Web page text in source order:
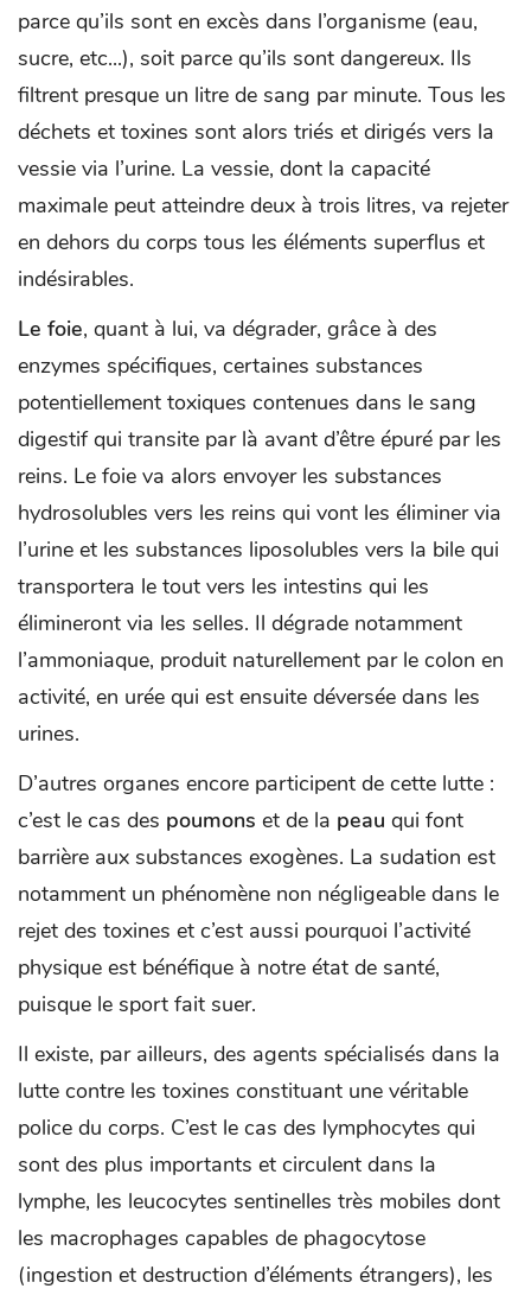
parce qu’ils sont en excès dans l’organisme (eau,
sucre, etc...), soit parce qu’ils sont dangereux. Ils
filtrent presque un litre de sang par minute. Tous les
déchets et toxines sont alors triés et dirigés vers la
vessie via l’urine. La vessie, dont la capacité
maximale peut atteindre deux à trois litres, va rejeter
en dehors du corps tous les éléments superflus et
indésirables.
Le foie, quant à lui, va dégrader, grâce à des
enzymes spécifiques, certaines substances
potentiellement toxiques contenues dans le sang
digestif qui transite par là avant d’être épuré par les
reins. Le foie va alors envoyer les substances
hydrosolubles vers les reins qui vont les éliminer via
l’urine et les substances liposolubles vers la bile qui
transportera le tout vers les intestins qui les
élimineront via les selles. Il dégrade notamment
l’ammoniaque, produit naturellement par le colon en
activité, en urée qui est ensuite déversée dans les
urines.
D’autres organes encore participent de cette lutte :
c’est le cas des poumons et de la peau qui font
barrière aux substances exogènes. La sudation est
notamment un phénomène non négligeable dans le
rejet des toxines et c’est aussi pourquoi l’activité
physique est bénéfique à notre état de santé,
puisque le sport fait suer.
Il existe, par ailleurs, des agents spécialisés dans la
lutte contre les toxines constituant une véritable
police du corps. C’est le cas des lymphocytes qui
sont des plus importants et circulent dans la
lymphe, les leucocytes sentinelles très mobiles dont
les macrophages capables de phagocytose
(ingestion et destruction d’éléments étrangers), les